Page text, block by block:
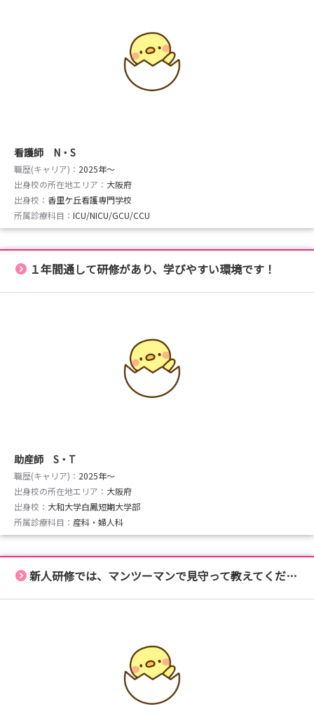
看護師 N・S
職歴(キャリア)： 2025年〜
出身校の所在地エリア： 大阪府
出身校： 香里ケ丘看護専門学校
所属診療科目： ICU/NICU/GCU/CCU
１年間通して研修があり、学びやすい環境です！
助産師 S・T
職歴(キャリア)： 2025年〜
出身校の所在地エリア： 大阪府
出身校： 大和大学白鳳短期大学部
所属診療科目： 産科・婦人科
新人研修では、マンツーマンで見守って教えてくださるから安心！